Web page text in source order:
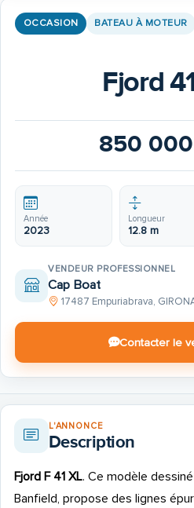
OCCASION BATEAU À MOTEUR
Fjord
850
Année
2023
Longueur
12.8 m
VENDEUR PROFESSIONNEL
Cap Boat
17487 Empuriabrava,
Contacter le
L'ANNONCE
Description
Fjord F 41 XL. Ce modèle
Banfield, propose des lignes